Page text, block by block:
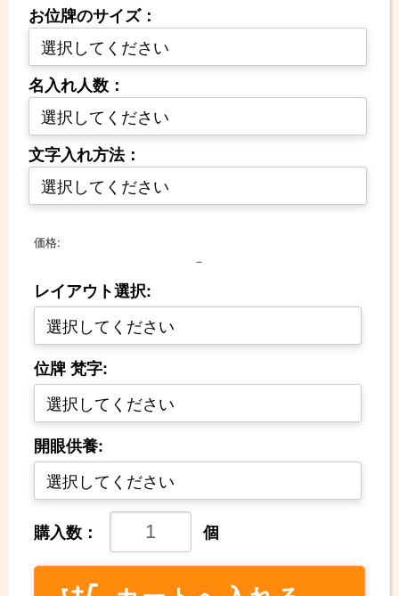
お位牌のサイズ：
名入れ人数：
文字入れ方法：
価格:
－
レイアウト選択:
位牌 梵字:
開眼供養:
購入数： 個